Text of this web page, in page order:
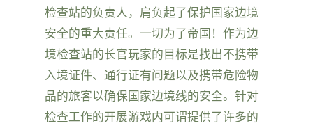
检查站的负责人，肩负起了保护国家边境
安全的重大责任。一切为了帝国！作为边
境检查站的长官玩家的目标是找出不携带
入境证件、通行证有问题以及携带危险物
品的旅客以确保国家边境线的安全。针对
检查工作的开展游戏内可谓提供了许多的